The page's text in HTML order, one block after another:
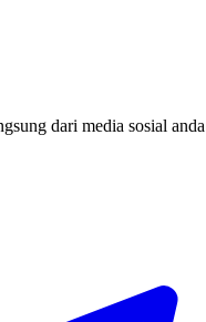
dari media sosial anda